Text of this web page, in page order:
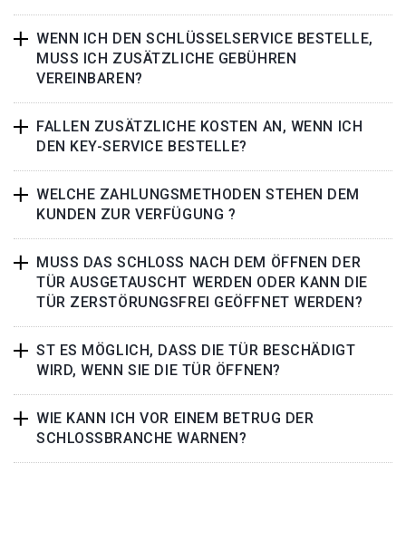
WENN ICH DEN SCHLÜSSELSERVICE BESTELLE,
MUSS ICH ZUSÄTZLICHE GEBÜHREN
VEREINBAREN?
FALLEN ZUSÄTZLICHE KOSTEN AN, WENN ICH
DEN KEY-SERVICE BESTELLE?
WELCHE ZAHLUNGSMETHODEN STEHEN DEM
KUNDEN ZUR VERFÜGUNG ?
MUSS DAS SCHLOSS NACH DEM ÖFFNEN DER
TÜR AUSGETAUSCHT WERDEN ODER KANN DIE
TÜR ZERSTÖRUNGSFREI GEÖFFNET WERDEN?
ST ES MÖGLICH, DASS DIE TÜR BESCHÄDIGT
WIRD, WENN SIE DIE TÜR ÖFFNEN?
WIE KANN ICH VOR EINEM BETRUG DER
SCHLOSSBRANCHE WARNEN?